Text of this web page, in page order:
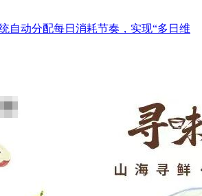
自动分配每日消耗节奏，实现“多日维